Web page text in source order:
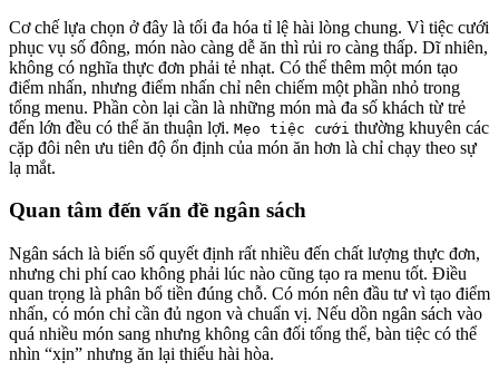
Cơ chế lựa chọn ở đây là tối đa hóa tỉ lệ hài lòng chung. Vì tiệc cưới
phục vụ số đông, món nào càng dễ ăn thì rủi ro càng thấp. Dĩ nhiên,
không có nghĩa thực đơn phải tẻ nhạt. Có thể thêm một món tạo
điểm nhấn, nhưng điểm nhấn chỉ nên chiếm một phần nhỏ trong
tổng menu. Phần còn lại cần là những món mà đa số khách từ trẻ
đến lớn đều có thể ăn thuận lợi. Mẹo tiệc cưới thường khuyên các
cặp đôi nên ưu tiên độ ổn định của món ăn hơn là chỉ chạy theo sự
lạ mắt.
Quan tâm đến vấn đề ngân sách
Ngân sách là biến số quyết định rất nhiều đến chất lượng thực đơn,
nhưng chi phí cao không phải lúc nào cũng tạo ra menu tốt. Điều
quan trọng là phân bổ tiền đúng chỗ. Có món nên đầu tư vì tạo điểm
nhấn, có món chỉ cần đủ ngon và chuẩn vị. Nếu dồn ngân sách vào
quá nhiều món sang nhưng không cân đối tổng thể, bàn tiệc có thể
nhìn “xịn” nhưng ăn lại thiếu hài hòa.